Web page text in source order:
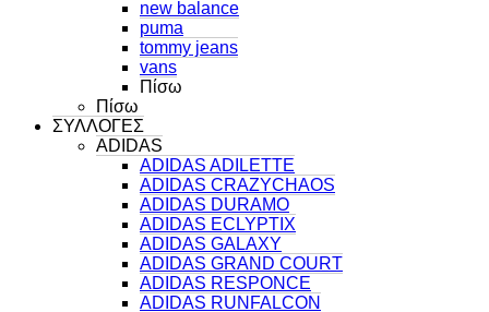
new balance
puma
tommy jeans
vans
Πίσω
Πίσω
ΣΥΛΛΟΓΕΣ
ADIDAS
ADIDAS ADILETTE
ADIDAS CRAZYCHAOS
ADIDAS DURAMO
ADIDAS ECLYPTIX
ADIDAS GALAXY
ADIDAS GRAND COURT
ADIDAS RESPONCE
ADIDAS RUNFALCON